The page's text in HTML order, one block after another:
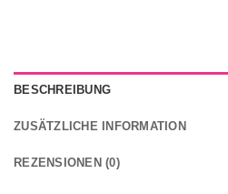
BESCHREIBUNG
ZUSÄTZLICHE INFORMATION
REZENSIONEN (0)